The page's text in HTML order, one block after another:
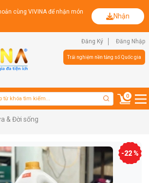
cùng VIVINA để nhận món
Nhận
Đăng Ký Đăng Nhập
Trải nghiệm nền tảng số Quốc gia
0
& Đời sống
-22 %